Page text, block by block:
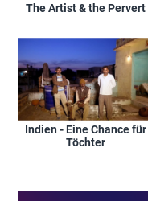
The Artist & the Pervert
Indien - Eine Chance für
Töchter